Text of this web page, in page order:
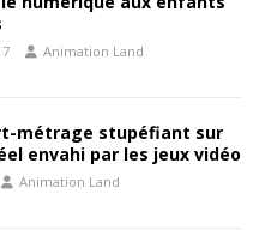
Animation Land
métrage stupéfiant sur
envahi par les jeux vidéo
Animation Land